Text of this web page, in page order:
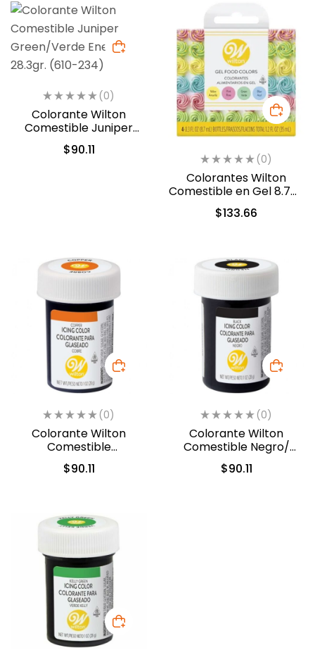
(0)
Colorante Wilton
Comestible Juniper
Green/Verde Enebro
28.3gr. (610-234)
$90.11
(0)
Colorantes Wilton
Comestible en Gel 8.7ml
c/u (601-5582)
$133.66
(0)
Colorante Wilton
Comestible
Cobre/Copper 28.3gr.
(610-450)
$90.11
(0)
Colorante Wilton
Comestible Negro/
Black 28.3gr. (04-0-
0037)
$90.11